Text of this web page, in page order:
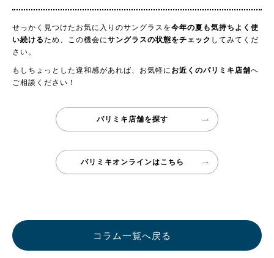
せっかく見つけたお気に入りのサングラスを今年の夏も気持ちよく使
い続けるため、この機会にサングラスの状態をチェック してみてくだ
さい。
もしちょっとした違和感があれば、お気軽に お近くのパリミキ店舗へ
ご相談ください！
パリミキ店舗を探す
パリミキオンラインはこちら
コラム一覧へ戻る